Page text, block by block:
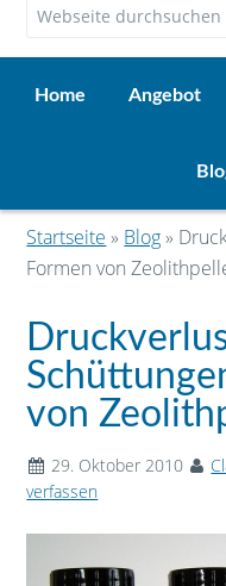
Home Angebot
Startseite » Blog»
Formen von
von
29. Oktober 2010
verfassen